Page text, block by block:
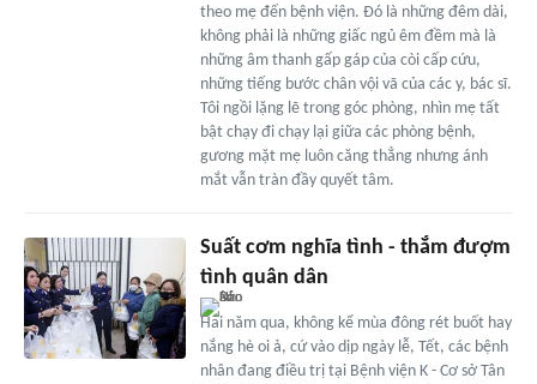
theo mẹ đến bệnh viện. Đó là những đêm dài,
không phải là những giấc ngủ êm đềm mà là
những âm thanh gấp gáp của còi cấp cứu,
những tiếng bước chân vội vã của các y, bác sĩ.
Tôi ngồi lặng lẽ trong góc phòng, nhìn mẹ tất
bật chạy đi chạy lại giữa các phòng bệnh,
gương mặt mẹ luôn căng thẳng nhưng ánh
mắt vẫn tràn đầy quyết tâm.
Suất cơm nghĩa tình - thắm đượm
tình quân dân
Hai năm qua, không kể mùa đông rét buốt hay
nắng hè oi ả, cứ vào dịp ngày lễ, Tết, các bệnh
nhân đang điều trị tại Bệnh viện K - Cơ sở Tân